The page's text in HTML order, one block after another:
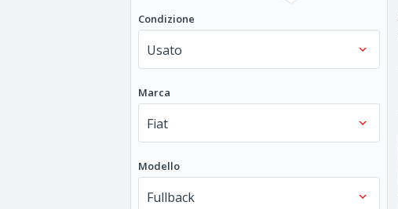
Condizione
Marca
Modello